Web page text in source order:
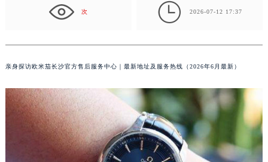
次  2026-07-12 17:37
亲身探访欧米茄长沙官方售后服务中心｜最新地址及服务热线（2026年6月最新）